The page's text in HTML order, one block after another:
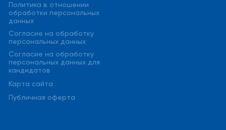
Политика в отношении
обработки персональных
данных
Cогласие на обработку
персональных данных
Cогласие на обработку
персональных данных для
кандидатов
Карта сайта
Публичная оферта